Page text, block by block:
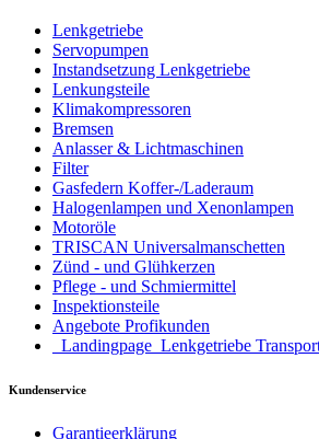
Lenkgetriebe
Servopumpen
Instandsetzung Lenkgetriebe
Lenkungsteile
Klimakompressoren
Bremsen
Anlasser & Lichtmaschinen
Filter
Gasfedern Koffer-/Laderaum
Halogenlampen und Xenonlampen
Motoröle
TRISCAN Universalmanschetten
Zünd - und Glühkerzen
Pflege - und Schmiermittel
Inspektionsteile
Angebote Profikunden
_Landingpage_Lenkgetriebe
Kundenservice
Garantieerklärung